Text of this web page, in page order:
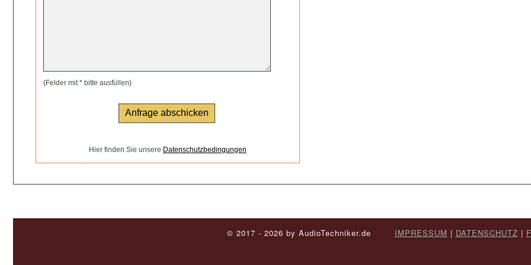
(Felder mit * bitte ausfüllen)
Hier finden Sie unsere Datenschutzbedingungen
© 2017 - 2026 by AudioTechniker.de IMPRESSUM | DATENSCHUTZ |